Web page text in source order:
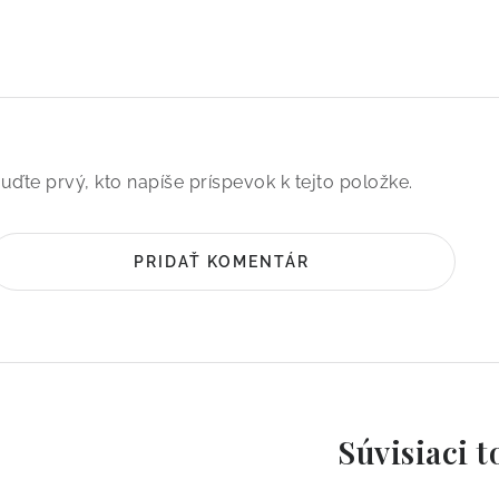
prvý, kto napíše príspevok k tejto položke.
PRIDAŤ KOMENTÁR
Súvisiaci